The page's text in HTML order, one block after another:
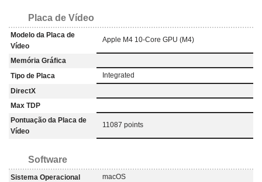
Placa de Vídeo
Modelo da Placa de
Vídeo
Apple M4 10-Core GPU (M4)
Memória Gráfica
Tipo de Placa
Integrated
DirectX
Max TDP
Pontuação da Placa de
Vídeo
11087 points
Software
Sistema Operacional
macOS